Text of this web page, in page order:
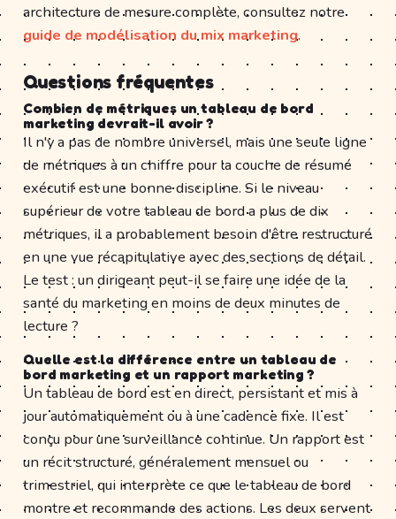
architecture de mesure complète, consultez notre
guide de modélisation du mix marketing.
Questions fréquentes
Combien de métriques un tableau de bord
marketing devrait-il avoir ?
Il n'y a pas de nombre universel, mais une seule ligne
de métriques à un chiffre pour la couche de résumé
exécutif est une bonne discipline. Si le niveau
supérieur de votre tableau de bord a plus de dix
métriques, il a probablement besoin d'être restructuré
en une vue récapitulative avec des sections de détail.
Le test : un dirigeant peut-il se faire une idée de la
santé du marketing en moins de deux minutes de
lecture ?
Quelle est la différence entre un tableau de
bord marketing et un rapport marketing ?
Un tableau de bord est en direct, persistant et mis à
jour automatiquement ou à une cadence fixe. Il est
conçu pour une surveillance continue. Un rapport est
un récit structuré, généralement mensuel ou
trimestriel, qui interprète ce que le tableau de bord
montre et recommande des actions. Les deux servent